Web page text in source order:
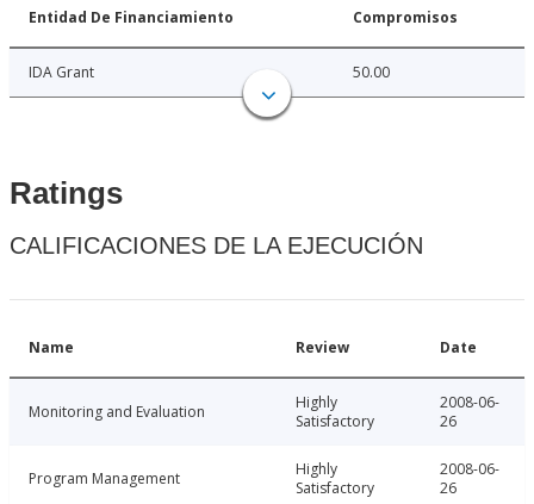
Entidad De Financiamiento Compromisos
IDA Grant 50.00
Ratings
CALIFICACIONES DE LA EJECUCIÓN
Name Review Date
Monitoring and Evaluation
Highly
Satisfactory
2008-06-
26
Program Management
Highly
Satisfactory
2008-06-
26